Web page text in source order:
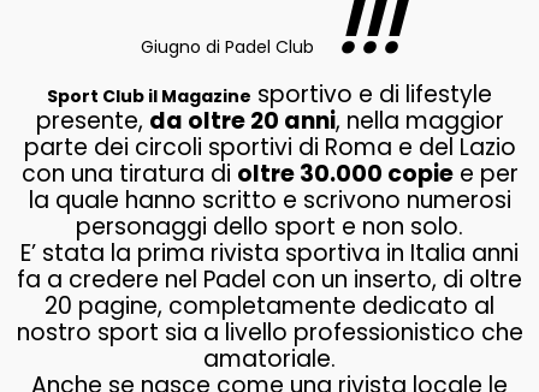
Giugno di Padel Club !!!
Sport Club il Magazine sportivo e di lifestyle
presente, da oltre 20 anni, nella maggior
parte dei circoli sportivi di Roma e del Lazio
con una tiratura di oltre 30.000 copiee per
la quale hanno scritto e scrivono numerosi
personaggi dello sport e non solo.
E’ stata la prima rivista sportiva in Italia anni
fa a credere nel Padel con un inserto, di oltre
20 pagine, completamente dedicato al
nostro sport sia a livello professionistico che
amatoriale.
Anche se nasce come una rivista locale le